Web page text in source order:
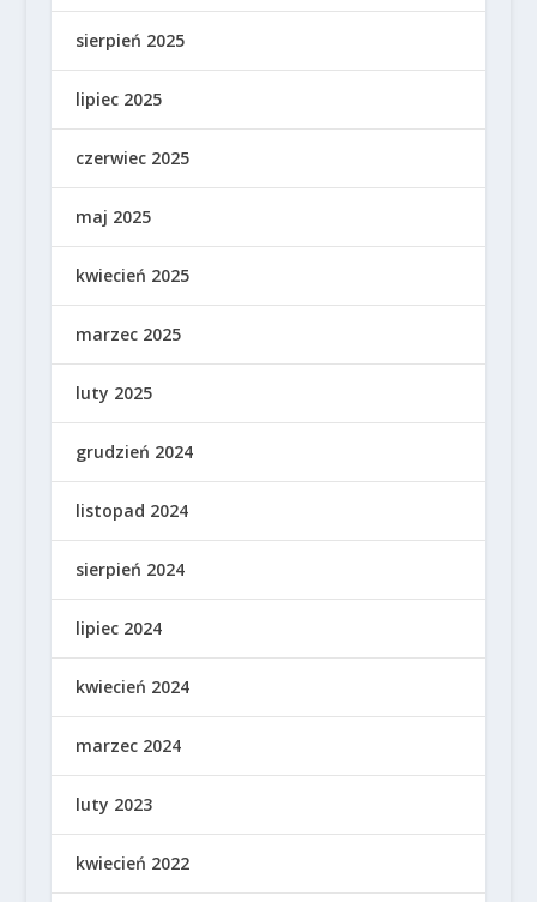
sierpień 2025
lipiec 2025
czerwiec 2025
maj 2025
kwiecień 2025
marzec 2025
luty 2025
grudzień 2024
listopad 2024
sierpień 2024
lipiec 2024
kwiecień 2024
marzec 2024
luty 2023
kwiecień 2022